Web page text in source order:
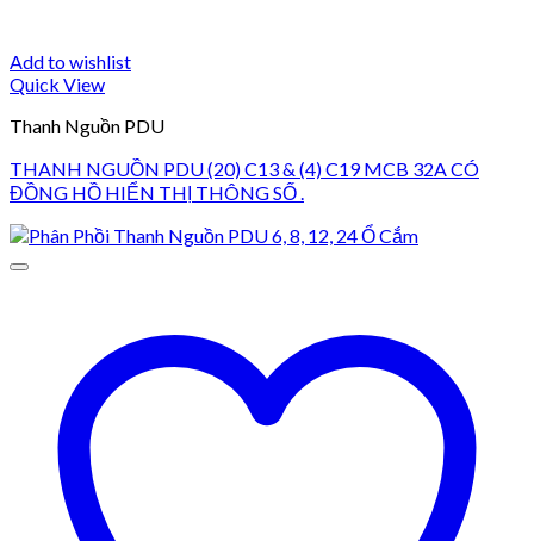
Add to wishlist
Quick View
Thanh Nguồn PDU
THANH NGUỒN PDU (20) C13 & (4) C19 MCB 32A CÓ
ĐỒNG HỒ HIỂN THỊ THÔNG SỐ .